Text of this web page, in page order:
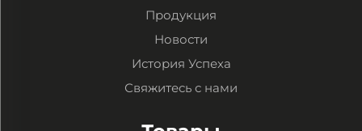
Продукция
Новости
История Успеха
Свяжитесь с нами